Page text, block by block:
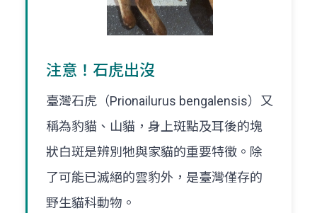
注意！石虎出沒
臺灣石虎（Prionailurus bengalensis）又
稱為豹貓、山貓，身上斑點及耳後的塊
狀白斑是辨別牠與家貓的重要特徵。除
了可能已滅絕的雲豹外，是臺灣僅存的
野生貓科動物。